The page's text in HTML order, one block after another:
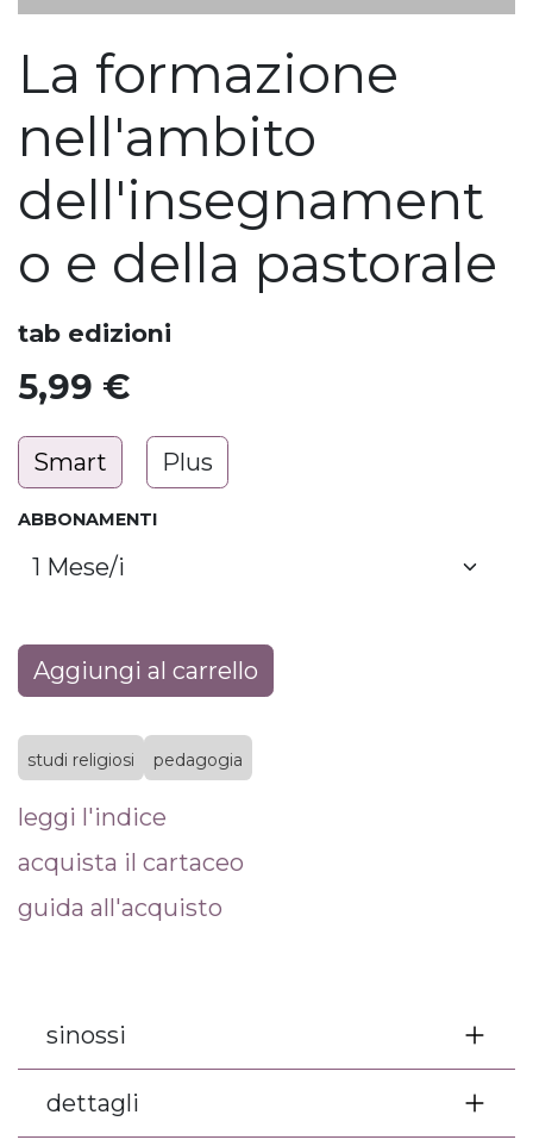
La formazione
nell'ambito
dell'insegnament
o e della pastorale
tab edizioni
5,99 €
Smart Plus
ABBONAMENTI
Aggiungi al carrello
studi religiosi pedagogia
leggi l'indice
acquista il cartaceo
guida all'acquisto
sinossi
dettagli